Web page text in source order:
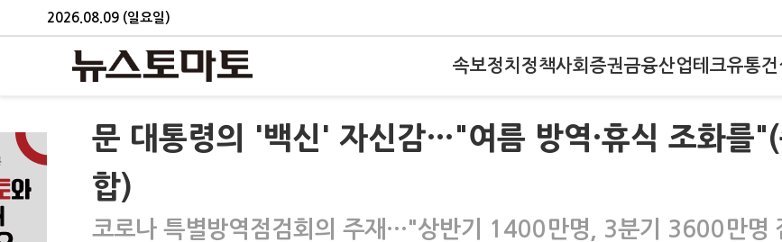
2026.08.09 (일요일)
속보정치 정책사회 증권금융산업테크유통건
문 대통령의 '백신' 자신감…"여름 방역·휴식 조화를
합)
코로나 특별방역점검회의 주재…"상반기 1400만명, 3분기 3600만명